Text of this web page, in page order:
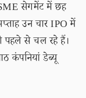
सेगमेंट में छह
उन चार IPO में
पहले से चल रहे हैं।
कंपनियां डेब्यू